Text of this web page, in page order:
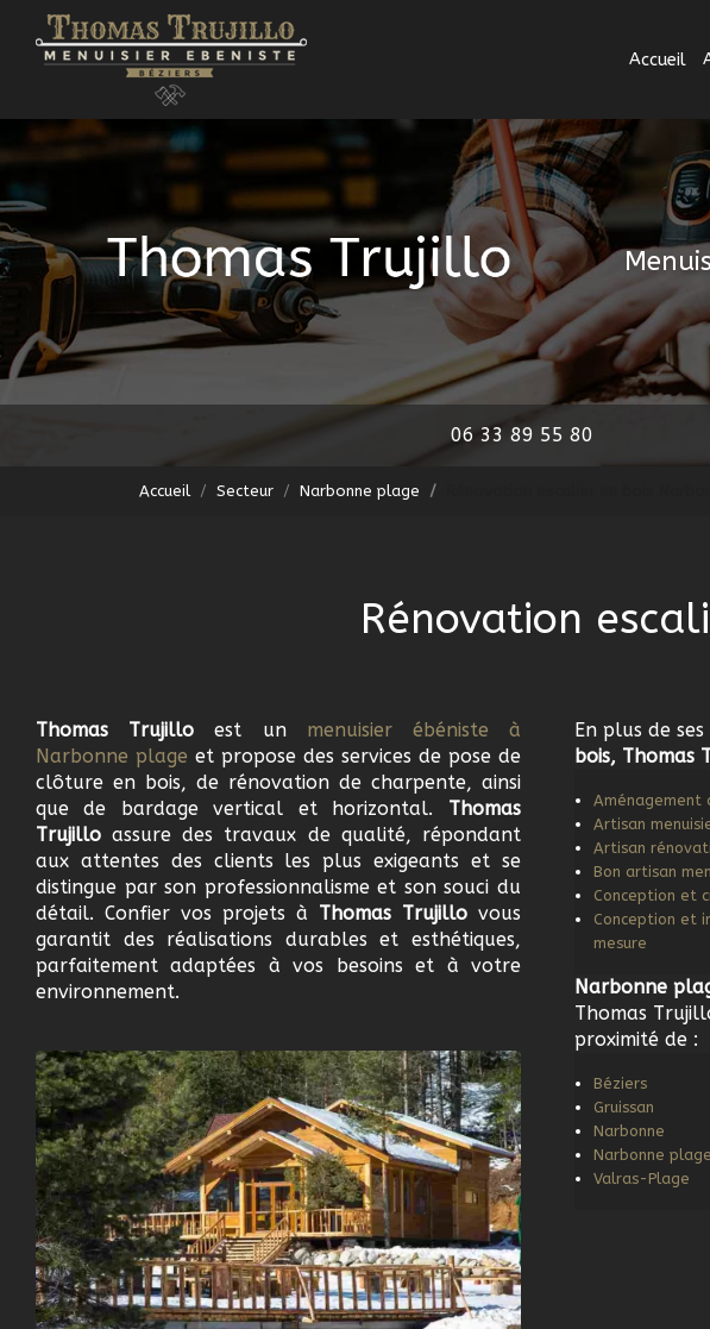
contenu
Accueil
06 33 89 55 80
Accueil Secteur Narbonne plage
Rénovation
Thomas Trujillo est un menuisier ébéniste à
Narbonne plage et propose des services de pose de
clôture en bois, de rénovation de charpente, ainsi
que de bardage vertical et horizontal. Thomas
Trujillo assure des travaux de qualité, répondant
aux attentes des clients les plus exigeants et se
distingue par son professionnalisme et son souci du
détail. Confier vos projets à Thomas Trujillo vous
garantit des réalisations durables et esthétiques,
parfaitement adaptées à vos besoins et à votre
environnement.
En plus de ses
bois, Thomas
Aménagement
Artisan
Artisan
Bon artisan
Conception et
Conception et
mesure
Narbonne
Thomas
proximité de :
Béziers
Gruissan
Narbonne
Narbonne plage
Valras-Plage